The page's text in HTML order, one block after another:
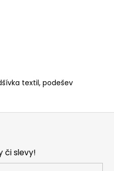
textil, podešev
či slevy!